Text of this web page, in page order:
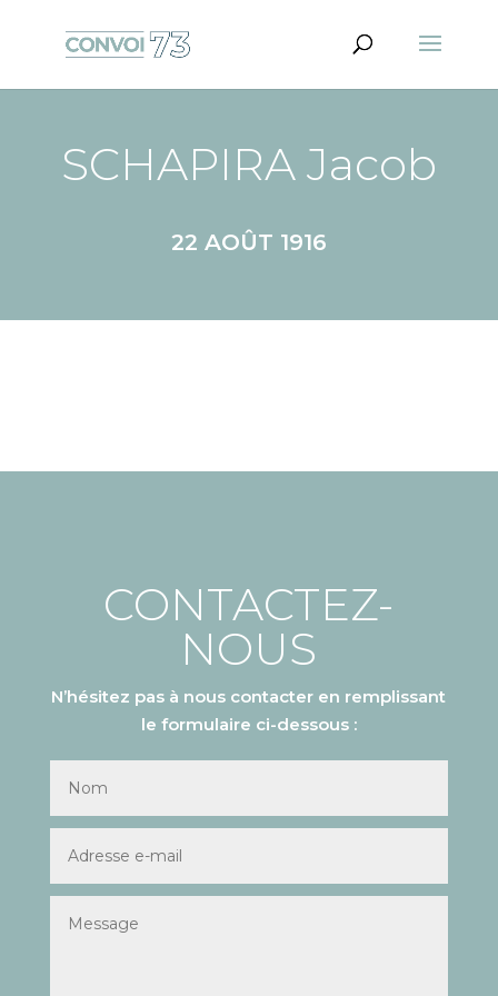
SCHAPIRA Jacob
22 AOÛT 1916
CONTACTEZ-
NOUS
N’hésitez pas à nous contacter en remplissant
le formulaire ci-dessous :